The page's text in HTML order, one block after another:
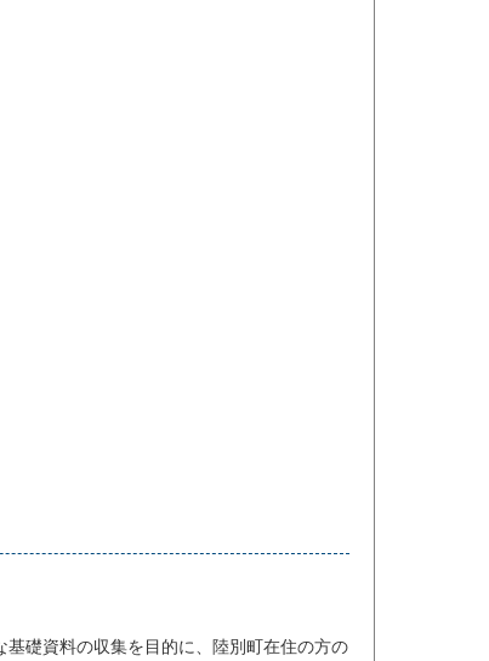
礎資料の収集を目的に、陸別町在住の方の